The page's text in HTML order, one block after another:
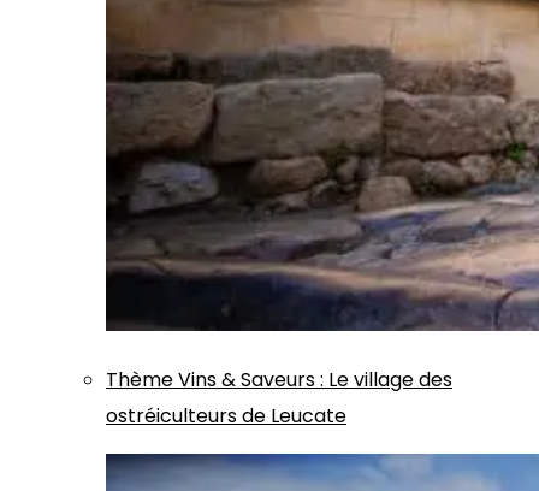
ThèmeVins & Saveurs: Le village des
ostréiculteurs de Leucate